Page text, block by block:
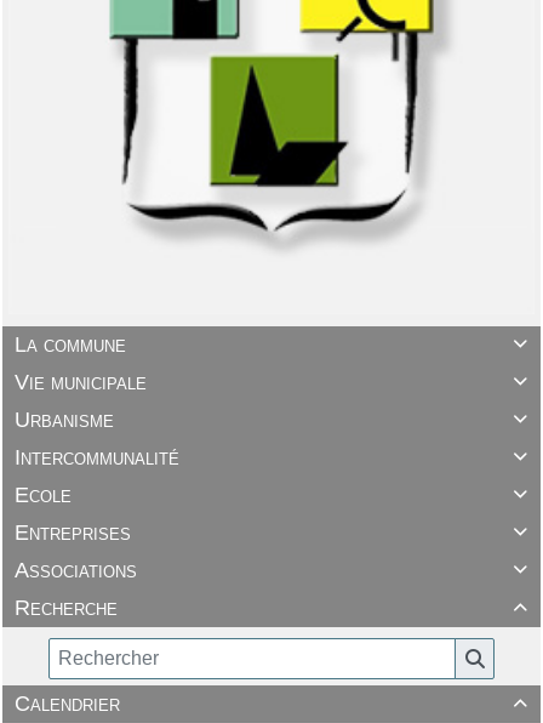

La commune

Vie municipale

Urbanisme

Intercommunalité

Ecole

Entreprises

Associations

Recherche

Calendrier